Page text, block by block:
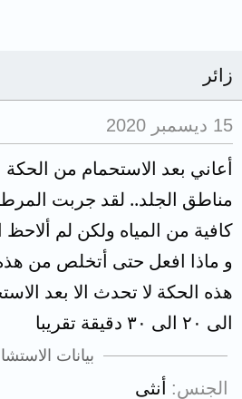
زائر
15 ديسمبر 2020
أعاني بعد الاستحمام من
مناطق الجلد.. لقد جربت
كافية من المياه ولكن لم
و ماذا افعل حتى أتخلص من
هذه الحكة لا تحدث الا بعد
الى ٢٠ الى ٣٠ دقيقة تقريبا
بيانات
الجنس
أنثى